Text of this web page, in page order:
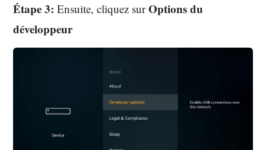
Étape 3: Ensuite, cliquez surOptions du
développeur